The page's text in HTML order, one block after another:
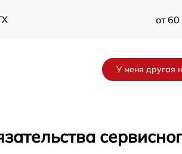
от
645
У меня другая